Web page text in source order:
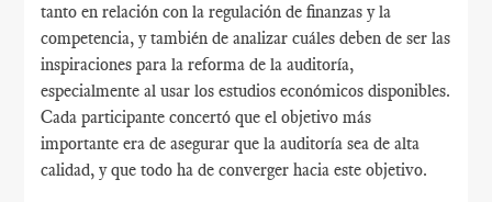
tanto en relación con la regulación de finanzas y la
competencia, y también de analizar cuáles deben de ser las
inspiraciones para la reforma de la auditoría,
especialmente al usar los estudios económicos disponibles.
Cada participante concertó que el objetivo más
importante era de asegurar que la auditoría sea de alta
calidad, y que todo ha de converger hacia este objetivo.